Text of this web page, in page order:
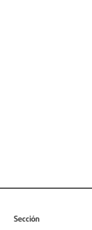
Sección